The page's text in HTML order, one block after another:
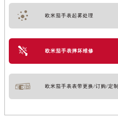
欧米茄手表起雾处理
欧米茄手表摔坏维修
欧米茄手表表带更换/订购/定制